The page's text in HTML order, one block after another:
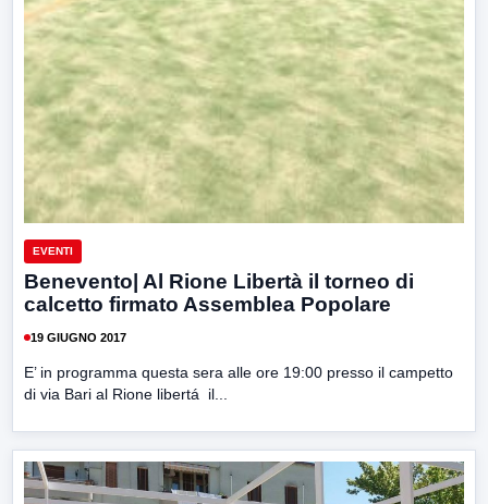
EVENTI
Benevento| Al Rione Libertà il torneo di
calcetto firmato Assemblea Popolare
19 GIUGNO 2017
E’ in programma questa sera alle ore 19:00 presso il campetto
di via Bari al Rione libertá il...